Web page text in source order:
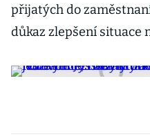
přijatých do
důkaz zlepšení situace